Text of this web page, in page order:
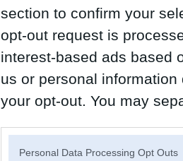
section to confirm your
opt-out request is
interest-based ads based
us or personal
your opt-out. You may
Personal Data Processing Opt Outs